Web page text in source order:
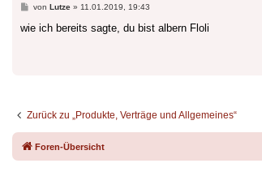
Beitrag
von Lutze» 11.01.2019, 19:43
wie ich bereits sagte, du bist albern Floli
Zurück zu „Produkte, Verträge und Allgemeines“
Foren-Übersicht